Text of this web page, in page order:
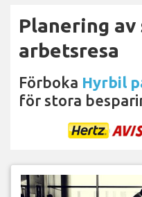
Planering
arbetsresa
Förboka Hyrbil
för stora